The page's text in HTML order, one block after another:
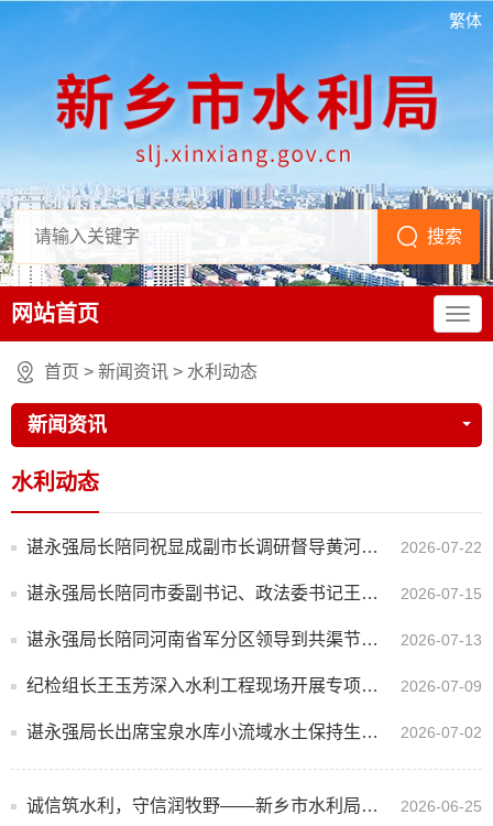
繁体
网站首页
首页 > 新闻资讯 > 水利动态
新闻资讯
水利动态
谌永强局长陪同祝显成副市长调研督导黄河防汛和黄河滩区违建光伏项目整改工作 2026-07-22
谌永强局长陪同市委副书记、政法委书记王笃波到共产主义渠开展防汛备汛调研和巡河工作 2026-07-15
谌永强局长陪同河南省军分区领导到共渠节制闸调研防汛备汛工作 2026-07-13
纪检组长王玉芳深入水利工程现场开展专项督导检查 2026-07-09
谌永强局长出席宝泉水库小流域水土保持生态产品价值转化交易签约仪式 2026-07-02
诚信筑水利，守信润牧野——新乡市水利局纵深开展水利系统信用体系建设宣传活动 2026-06-25